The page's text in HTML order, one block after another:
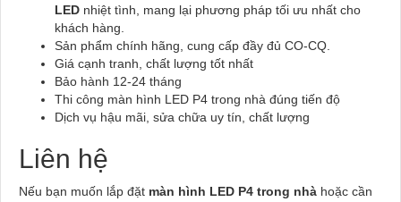
LED nhiệt tình, mang lại phương pháp tối ưu nhất cho
khách hàng.
Sản phẩm chính hãng, cung cấp đầy đủ CO-CQ.
Giá cạnh tranh, chất lượng tốt nhất
Bảo hành 12-24 tháng
Thi công màn hình LED P4 trong nhà đúng tiến độ
Dịch vụ hậu mãi, sửa chữa uy tín, chất lượng
Liên hệ
Nếu bạn muốn lắp đặt màn hình LED P4 trong nhà hoặc cần